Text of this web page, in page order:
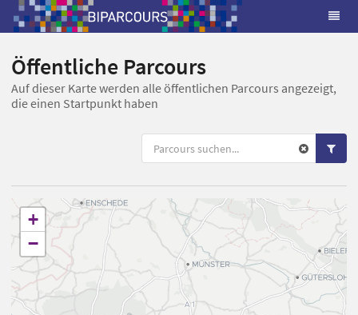
Öffentliche Parcours
Auf dieser Karte werden alle öffentlichen Parcours angezeigt,
die einen Startpunkt haben
+
−